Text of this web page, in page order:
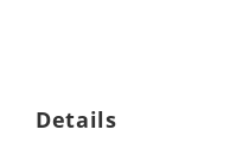
Details